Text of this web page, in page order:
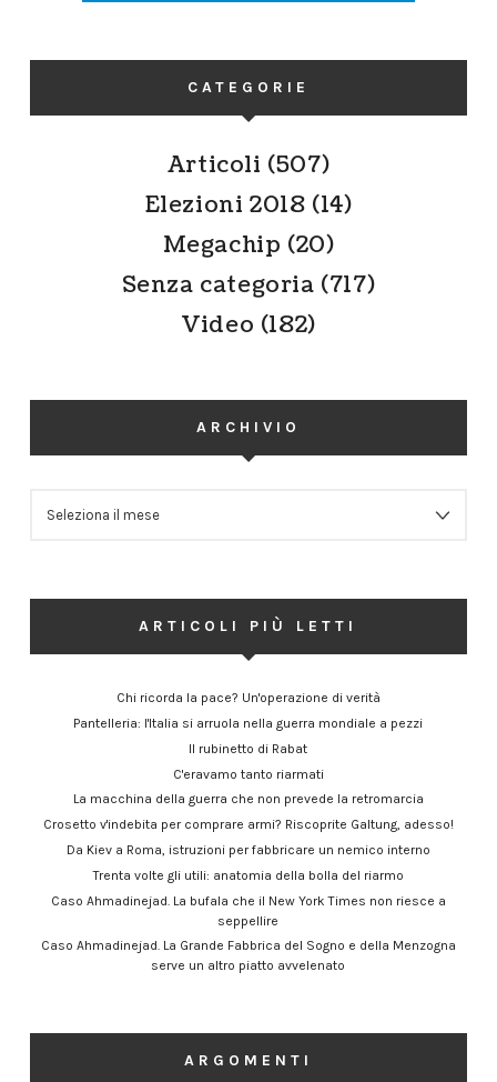
CATEGORIE
Articoli (507)
Elezioni 2018 (14)
Megachip (20)
Senza categoria (717)
Video (182)
ARCHIVIO
ARTICOLI PIÙ LETTI
Chi ricorda la pace? Un'operazione di verità
Pantelleria: l'Italia si arruola nella guerra mondiale a pezzi
Il rubinetto di Rabat
C'eravamo tanto riarmati
La macchina della guerra che non prevede la retromarcia
Crosetto v'indebita per comprare armi? Riscoprite Galtung, adesso!
Da Kiev a Roma, istruzioni per fabbricare un nemico interno
Trenta volte gli utili: anatomia della bolla del riarmo
Caso Ahmadinejad. La bufala che il New York Times non riesce a
seppellire
Caso Ahmadinejad. La Grande Fabbrica del Sogno e della Menzogna
serve un altro piatto avvelenato
ARGOMENTI